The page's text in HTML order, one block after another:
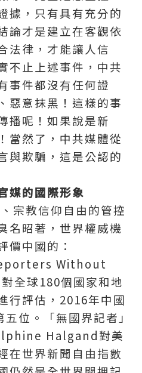
據，只有具有充分的
論才是建立在客觀依
法律，才能讓人信
不止上述事件，中共
事件都沒有任何證
惡意抹黑！這樣的事
播呢！如果說是新
當然了，中共媒體從
與欺騙，這是公認的
媒的國際形象
教信仰自由的管控
名昭著，世界權威機
價中國的：
Without
全球180個國家和地
行評估，2016年中國
位。「無國界記者」
Halgand對美
在世界新聞自由指數